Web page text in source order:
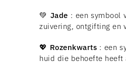
💚 Jade : een symbool
zuivering, ontgifting en
💖 Rozenkwarts : een
huid die behoefte heeft